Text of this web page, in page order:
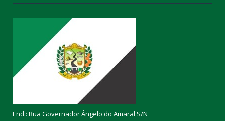
End.: Rua Governador Ângelo do Amaral S/N